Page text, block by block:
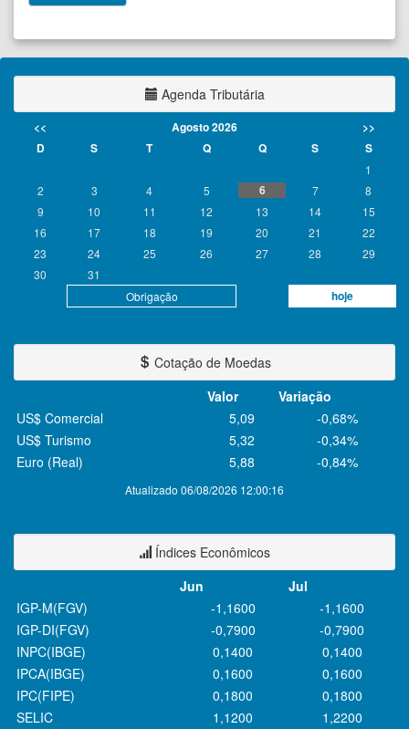
Agenda Tributária
<< Agosto 2026
>>
D
S T Q Q S S
Obrigação hoje
1
2
3 4 5 6 7
8
9
10 11 12 13 14
15
16
17 18 19 20 21
22
23
24 25 26 27 28
29
30
31
Cotação de Moedas
Valor
Variação
Atualizado 06/08/2026 12:00:16
US$ Comercial 5,09
-0,68%
US$ Turismo
5,32
-0,34%
Euro (Real)
5,88 -0,84%
Índices Econômicos
Jun
Jul
IGP-M(FGV)
-1,1600
-1,1600
IGP-DI(FGV)
-0,7900
-0,7900
INPC(IBGE)
0,1400
0,1400
IPCA(IBGE)
0,1600
0,1600
IPC(FIPE)
0,1800
0,1800
SELIC
1,1200
1,2200